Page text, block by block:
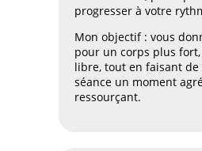
progresser à votre
Mon objectif : vous
pour un corps plus
libre, tout en faisant de
séance un moment
ressourçant.